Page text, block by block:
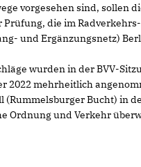
vorgesehen sind, sollen
Prüfung, die im
und Ergänzungsnetz)
wurden in der BVV-
2022 mehrheitlich
(Rummelsburger Bucht) in
Ordnung und Verkehr